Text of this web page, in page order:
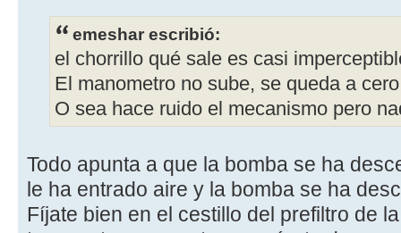
emeshar escribió:
el chorrillo qué sale es casi
El manometro no sube, se queda a
O sea hace ruido el mecanismo pero
Todo apunta a que la bomba se ha
le ha entrado aire y la bomba se ha
Fíjate bien en el cestillo del prefiltro de